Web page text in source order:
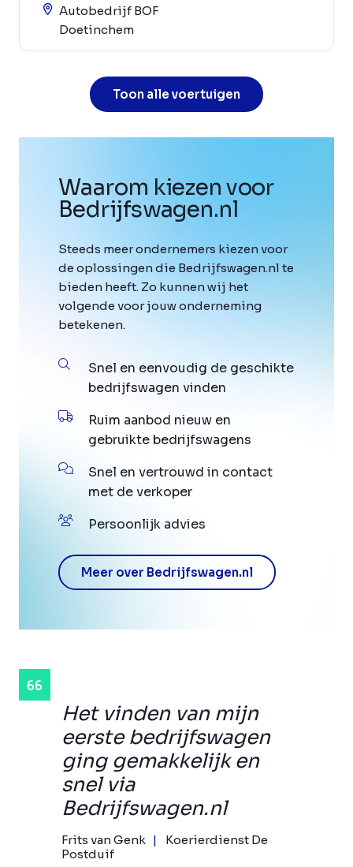
Autobedrijf BOF
Doetinchem
Toon alle voertuigen
Het vinden van mijn
eerste bedrijfswagen
ging gemakkelijk en
snel via
Bedrijfswagen.nl
Frits van Genk
Koerierdienst De
Postduif
Waarom kiezen voor
Bedrijfswagen.nl
Steeds meer ondernemers kiezen voor
de oplossingen die Bedrijfswagen.nl te
bieden heeft. Zo kunnen wij het
volgende voor jouw onderneming
betekenen.
Snel en eenvoudig de geschikte
bedrijfswagen vinden
Ruim aanbod nieuw en
gebruikte bedrijfswagens
Snel en vertrouwd in contact
met de verkoper
Persoonlijk advies
Meer over Bedrijfswagen.nl